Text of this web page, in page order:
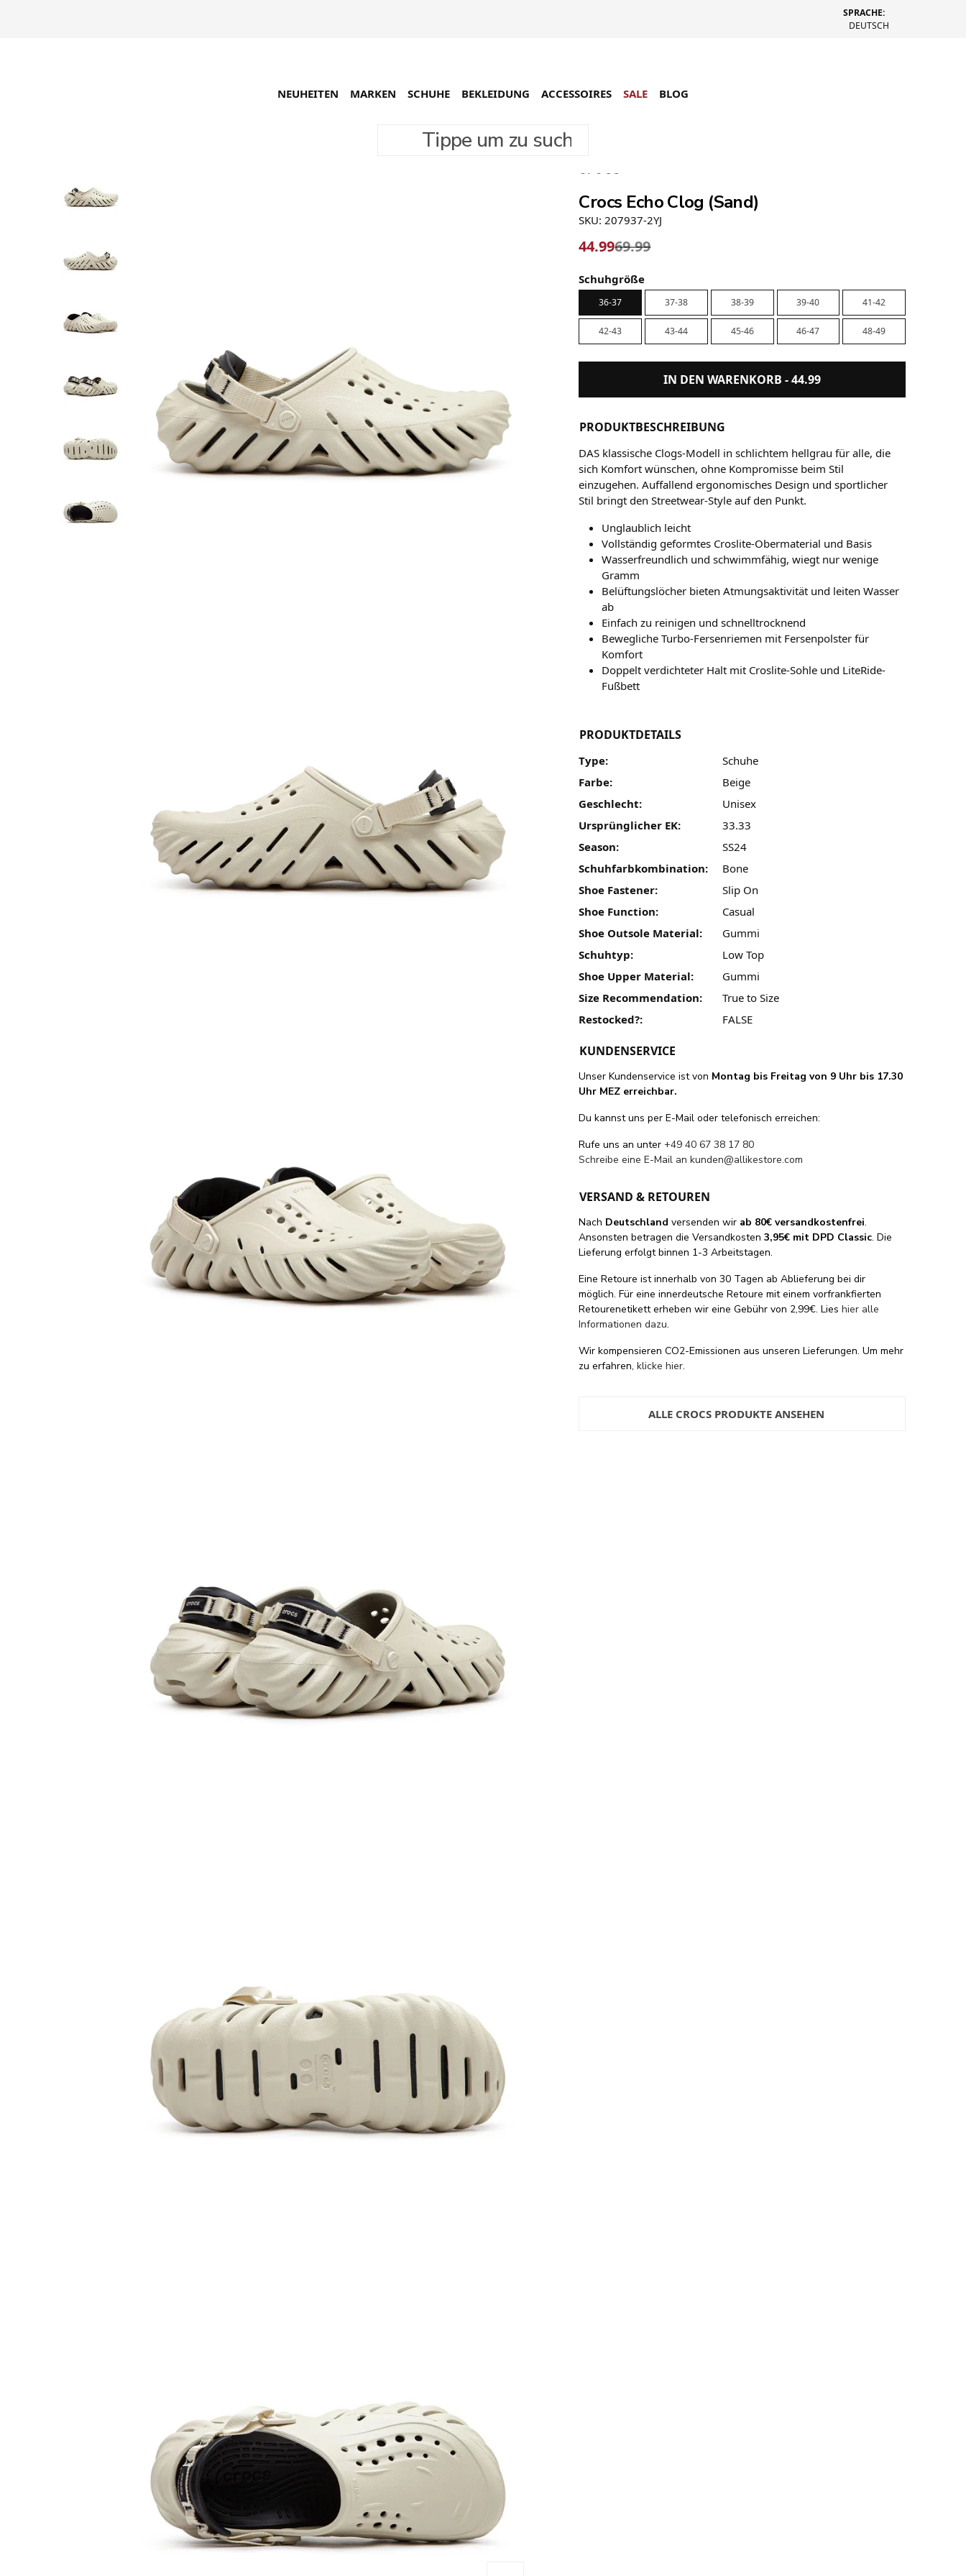
SPRACHE:
DEUTSCH
Tippe um zu suchen
NEUHEITEN MARKEN SCHUHE BEKLEIDUNG ACCESSOIRES SALE BLOG
Crocs Echo Clog (Sand)
SKU: 207937-2YJ
44.9969.99
Schuhgröße
36-37 37-38 38-39 39-40 41-42
42-43 43-44 45-46 46-47 48-49
IN DEN WARENKORB -44.99
PRODUKTBESCHREIBUNG
DAS klassische Clogs-Modell in schlichtem hellgraufür alle, die
sich Komfort wünschen, ohne Kompromisse beim Stil
einzugehen. Auffallend ergonomisches Design und sportlicher
Stil bringt den Streetwear-Style auf den Punkt.
Unglaublich leicht
Vollständig geformtes Croslite-Obermaterial und Basis
Wasserfreundlich und schwimmfähig, wiegt nur wenige
Gramm
Belüftungslöcher bieten Atmungsaktivität und leiten Wasser
ab
Einfach zu reinigen und schnelltrocknend
Bewegliche Turbo-Fersenriemen mit Fersenpolster für
Komfort
Doppelt verdichteter Halt mit Croslite-Sohle und LiteRide-
Fußbett
PRODUKTDETAILS
Type:
Schuhe
Farbe:
Beige
Geschlecht:
Unisex
Ursprünglicher EK:
33.33
Season:
SS24
Schuhfarbkombination:
Bone
Shoe Fastener:
Slip On
Shoe Function:
Casual
Shoe Outsole Material:
Gummi
Schuhtyp:
Low Top
Shoe Upper Material:
Gummi
Size Recommendation:
True to Size
Restocked?:
FALSE
KUNDENSERVICE
Unser Kundenservice ist von Montag bis Freitag von 9 Uhr bis 17.30
Uhr MEZ erreichbar.
Du kannst uns per E-Mail oder telefonisch erreichen:
Rufe uns an unter+49 40 67 38 17 80
Schreibe eine E-Mail ankunden@allikestore.com
VERSAND & RETOUREN
Nach Deutschland versenden wir ab 80€ versandkostenfrei.
Ansonsten betragen die Versandkosten3,95€ mit DPD Classic. Die
Lieferung erfolgt binnen 1-3 Arbeitstagen.
Eine Retoure ist innerhalb von 30 Tagen ab Ablieferung bei dir
möglich. Für eine innerdeutsche Retoure mit einem vorfrankfierten
Retourenetikett erheben wir eine Gebühr von 2,99€. Lieshier alle
Informationen dazu.
Wir kompensieren CO2-Emissionen aus unseren Lieferungen. Um mehr
zu erfahren,klicke hier.
ALLE CROCS PRODUKTE ANSEHEN